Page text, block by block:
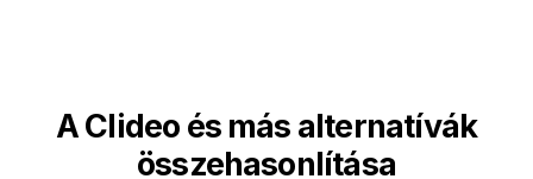
A Clideo és más alternatívák
összehasonlítása